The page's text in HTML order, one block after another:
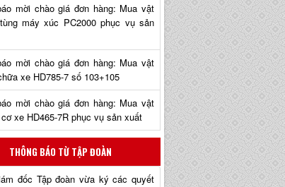
mời chào giá đơn hàng: Mua vật
máy xúc PC2000 phục vụ sản
mời chào giá đơn hàng: Mua vật
xe HD785-7 số 103+105
mời chào giá đơn hàng: Mua vật
xe HD465-7R phục vụ sản xuất
THÔNG BÁO TỪ TẬP ĐOÀN
đốc Tập đoàn vừa ký các quyết